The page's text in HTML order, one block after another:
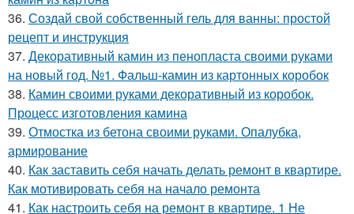
36. Создай свой собственный гель для ванны: простой
рецепт и инструкция
37. Декоративный камин из пенопласта своими руками
на новый год. №1. Фальш-камин из картонных коробок
38. Камин своими руками декоративный из коробок.
Процесс изготовления камина
39. Отмостка из бетона своими руками. Опалубка,
армирование
40. Как заставить себя начать делать ремонт в квартире.
Как мотивировать себя на начало ремонта
41. Как настроить себя на ремонт в квартире. 1 Не